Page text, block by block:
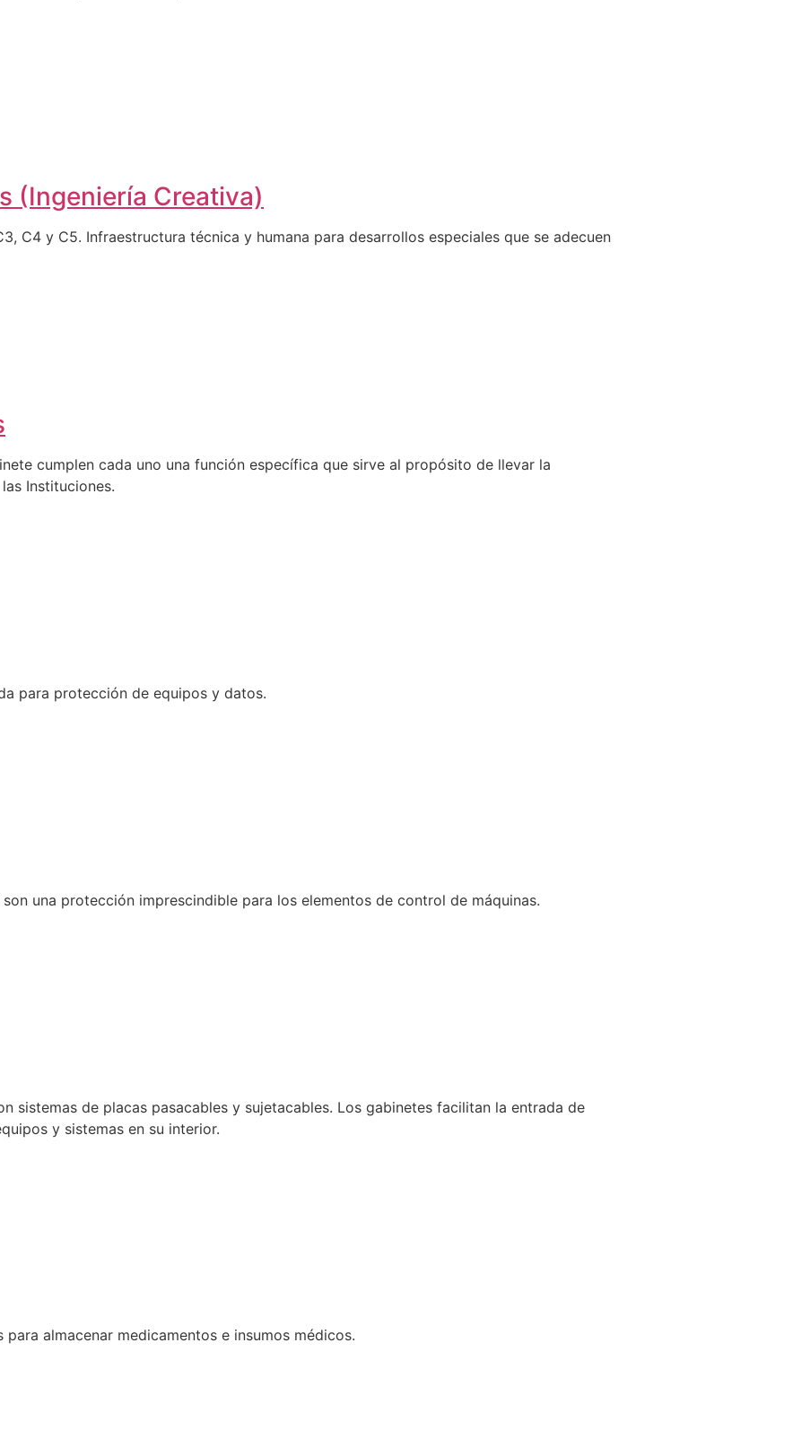
(Ingeniería Creativa)
C4 y C5. Infraestructura técnica y humana para desarrollos especiales que se adecuen
cumplen cada uno una función específica que sirve al propósito de llevar la
Instituciones.
para protección de equipos y datos.
una protección imprescindible para los elementos de control de máquinas.
sistemas de placas pasacables y sujetacables. Los gabinetes facilitan la entrada de
y sistemas en su interior.
almacenar medicamentos e insumos médicos.